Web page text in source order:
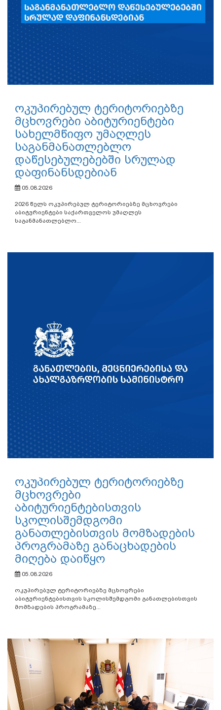
ოკუპირებულ ტერიტორიებზე
მცხოვრები აბიტურიენტები
სახელმწიფო უმაღლეს
საგანმანათლებლო
დაწესებულებებში სრულად
დაფინანსდებიან
05.08.2026
2026 წელს ოკუპირებულ ტერიტორიებზე მცხოვრები
აბიტურიენტები საქართველოს უმაღლეს
საგანმანათლებლო...
ოკუპირებულ ტერიტორიებზე
მცხოვრები
აბიტურიენტებისთვის
სკოლისშემდგომი
განათლებისთვის მომზადების
პროგრამაზე განაცხადების
მიღება დაიწყო
05.08.2026
ოკუპირებულ ტერიტორიებზე მცხოვრები
აბიტურიენტებისთვის სკოლისშემდგომი განათლებისთვის
მომზადების პროგრამაზე...